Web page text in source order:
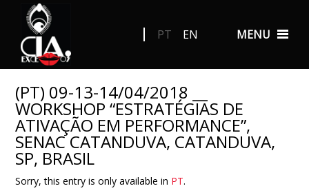
MENU
PT EN
(PT) 09-13-14/04/2018 __
WORKSHOP “ESTRATÉGIAS DE
ATIVAÇÃO EM PERFORMANCE”,
SENAC CATANDUVA, CATANDUVA,
SP, BRASIL
Sorry, this entry is only available in PT.